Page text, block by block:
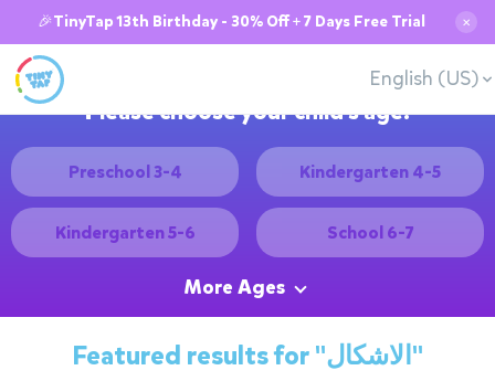
🎉TinyTap 13th Birthday - 30% Off + 7 Days Free Trial ✕
English (US)
Please choose your child's age:
Preschool 3-4 Kindergarten 4-5
Kindergarten 5-6 School 6-7
More Ages
Featured results for "الاشكال"